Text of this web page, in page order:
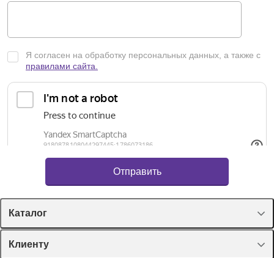
Я согласен на обработку персональных данных, а также с
правилами сайта.
Каталог
Спецпредложения
Клиенту